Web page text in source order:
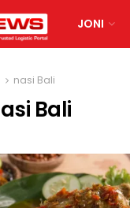
JONI
nasi Bali
Bali